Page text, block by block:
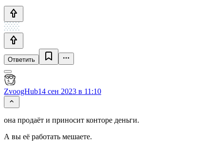
Ответить
ZvoogHub14 сен 2023 в 11:10
она продаёт и приносит конторе деньги.
А вы её работать мешаете.